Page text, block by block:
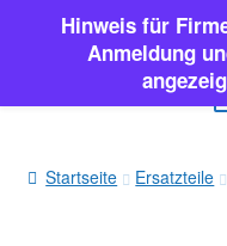
springen
springen
Startseite Ersatzteile
Hinweis für
Anmeldung